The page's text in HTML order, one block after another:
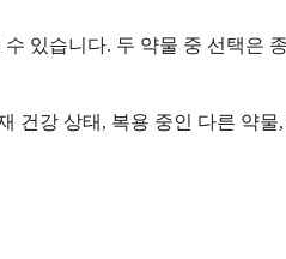
있습니다. 두 약물 중 선택은
강 상태, 복용 중인 다른 약